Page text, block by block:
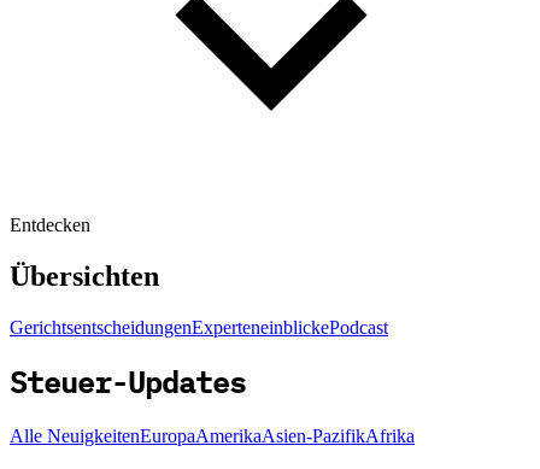
Entdecken
Übersichten
GerichtsentscheidungenExperteneinblickePodcast
Steuer-Updates
Alle NeuigkeitenEuropaAmerikaAsien-PazifikAfrika